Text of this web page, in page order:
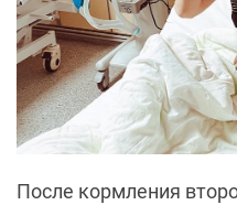
После кормления